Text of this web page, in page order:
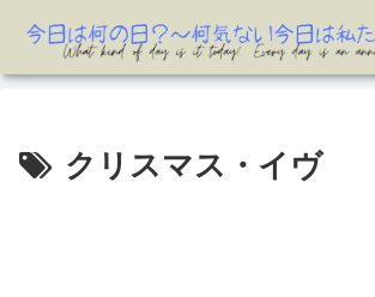
クリスマス・イヴ